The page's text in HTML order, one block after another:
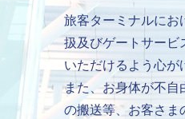
旅客ターミナルにお
扱及びゲートサービ
いただけるよう心が
また、お身体が不自
の搬送等、お客さま